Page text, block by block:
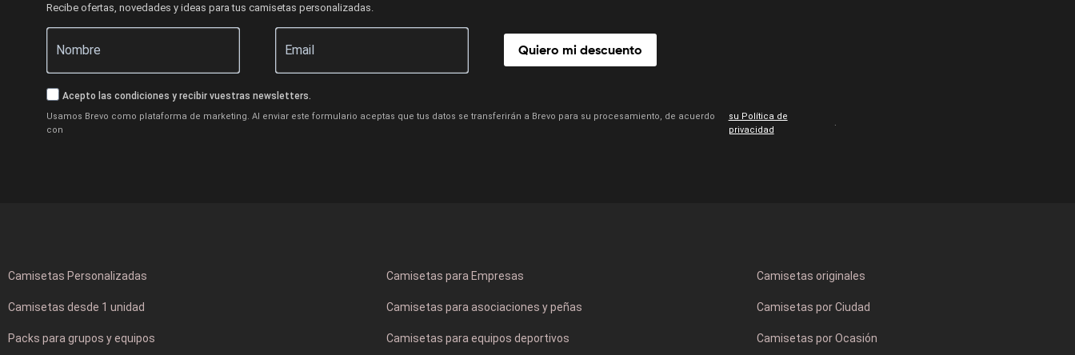
Recibe ofertas, novedades y ideas para tus camisetas personalizadas.
Quiero mi descuento
Acepto las condiciones y recibir vuestras newsletters.
Usamos Brevo como plataforma de marketing. Al enviar este formulario aceptas que tus datos se transferirán a Brevo para su procesamiento, de acuerdo
con
su Política de
privacidad
.
Camisetas Personalizadas
Camisetas desde 1 unidad
Packs para grupos y equipos
Camisetas para Empresas
Camisetas para asociaciones y peñas
Camisetas para equipos deportivos
Camisetas originales
Camisetas por Ciudad
Camisetas por Ocasión